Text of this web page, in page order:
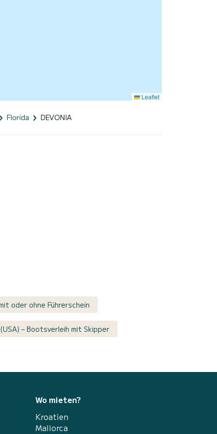
Leaflet
Florida DEVONIA
oder ohne Führerschein
– Bootsverleih mit Skipper
Wo mieten?
Kroatien
Mallorca